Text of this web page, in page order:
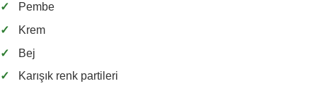
✓
Pembe
✓
Krem
✓
Bej
✓
Karışık renk partileri